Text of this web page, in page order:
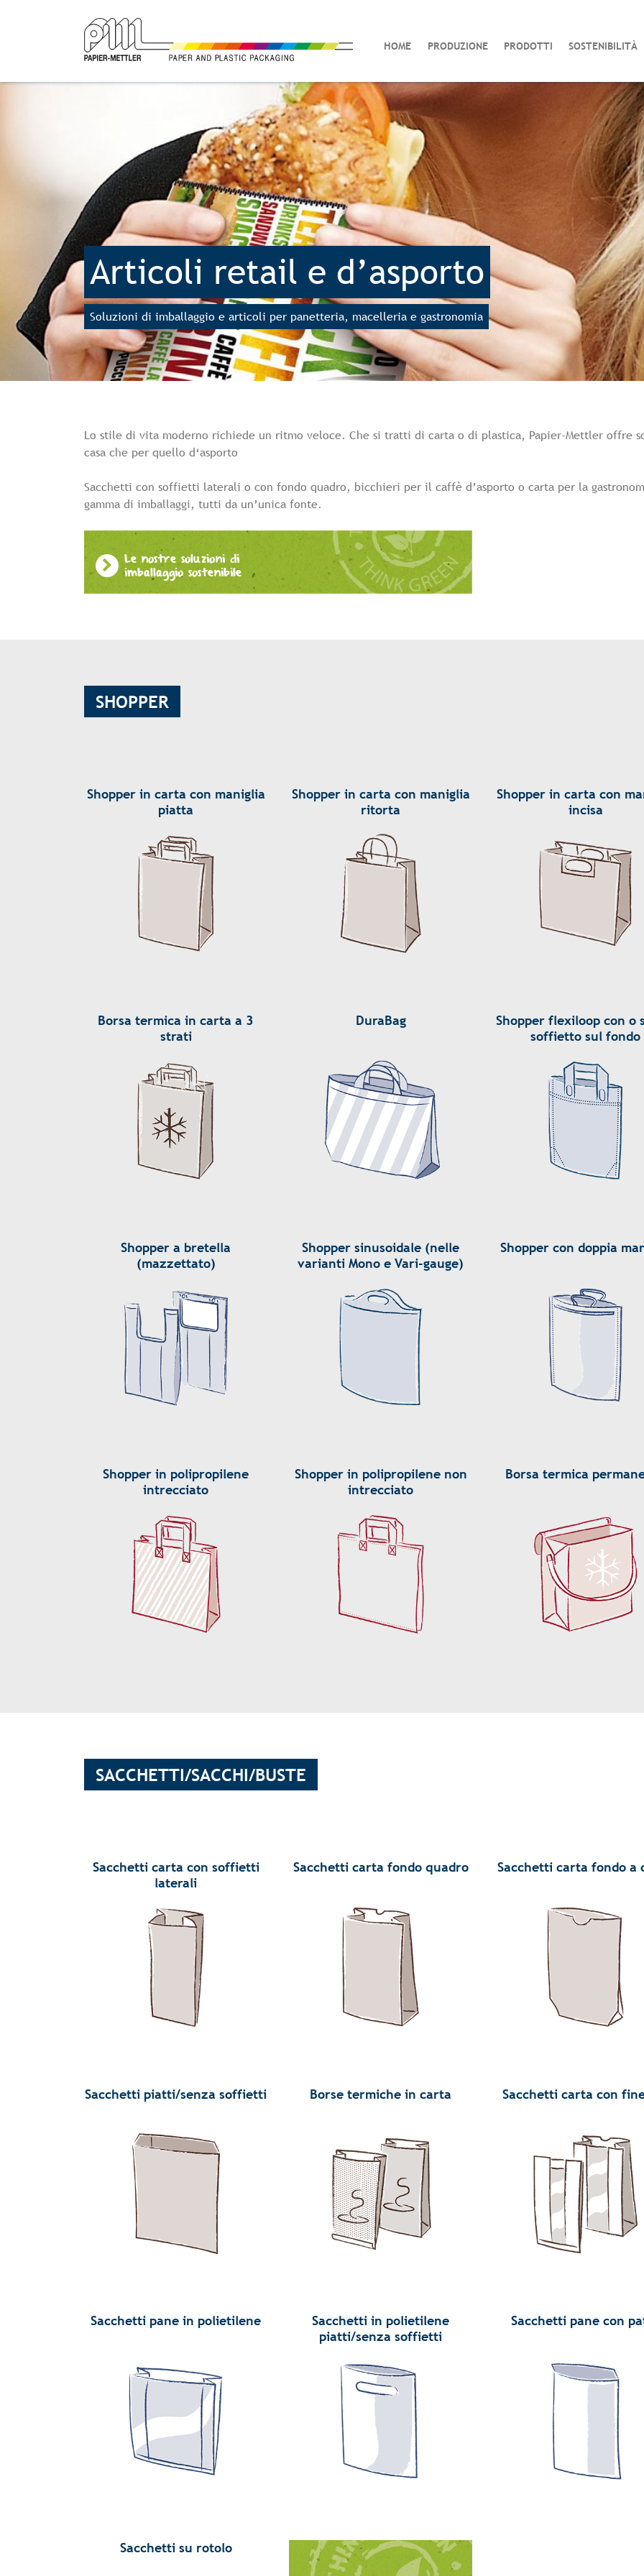
HOME PRODUZIONE PRODOTTI SOSTENIBILITÀ
Articoli retail e d’asporto
Soluzioni di imballaggio e articoli per panetteria, macelleria e gastronomia
Lo stile di vita moderno richiede un ritmo veloce. Che si tratti di carta o di plastica, Papier-Mettler offre
casa che per quello d‘asporto
Sacchetti con soffietti laterali o con fondo quadro, bicchieri per il caffè d’asporto o carta per la
gamma di imballaggi, tutti da un’unica fonte.
Le nostre soluzioni di
imballaggio sostenibile
SHOPPER
Shopper in carta con maniglia
piatta
Shopper in carta con maniglia
ritorta
Shopper in carta con
incisa
Borsa termica in carta a 3
strati
DuraBag
Shopper flexiloop con o
soffietto sul fondo
Shopper a bretella
(mazzettato)
Shopper sinusoidale (nelle
varianti Mono e Vari-gauge)
Shopper con doppia
Shopper in polipropilene
intrecciato
Shopper in polipropilene non
intrecciato
Borsa termica
SACCHETTI/SACCHI/BUSTE
Sacchetti carta con soffietti
laterali
Sacchetti carta fondo quadro Sacchetti carta fondo a
Sacchetti piatti/senza soffietti Borse termiche in carta Sacchetti carta con
Sacchetti pane in polietilene
Sacchetti in polietilene
piatti/senza soffietti
Sacchetti pane con
Sacchetti su rotolo